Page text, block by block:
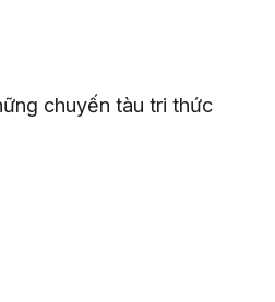
chuyến tàu tri thức